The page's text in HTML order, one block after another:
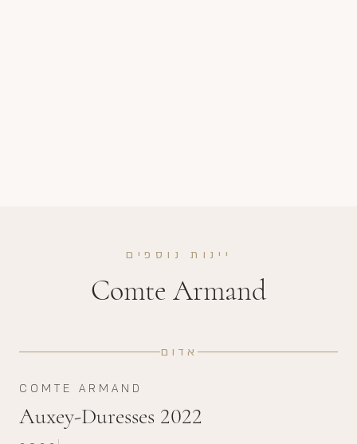
יינות נוספים
Comte Armand
אדום
COMTE ARMAND
Auxey-Duresses 2022